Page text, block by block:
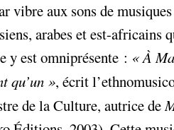
vibre aux sons de
arabes et est-africains
y est omniprésente : « À
qu’un », écrit
de la Culture, autrice de